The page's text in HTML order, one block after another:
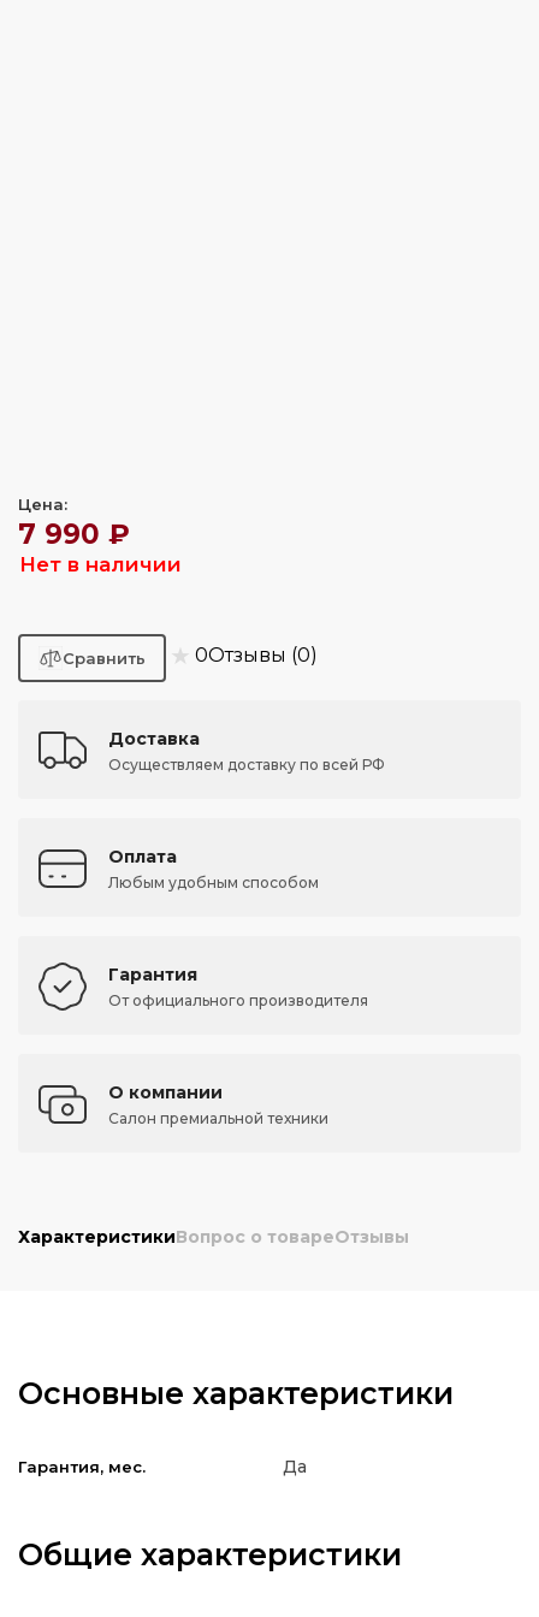
Цена:
7 990 ₽
Нет в наличии
★ 0Отзывы (0)
Доставка
Осуществляем доставку по всей РФ
Оплата
Любым удобным способом
Гарантия
От официального производителя
О компании
Салон премиальной техники
ХарактеристикиВопрос о товареОтзывы
Основные характеристики
Гарантия, мес. Да
Общие характеристики